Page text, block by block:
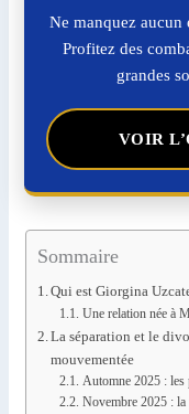
Ne manquez aucun
Profitez des
grandes
VOIR
Sommaire
Qui est Giorgina
Une relation née à
La séparation et le
mouvementée
Automne 2025 : les
Novembre 2025 : la